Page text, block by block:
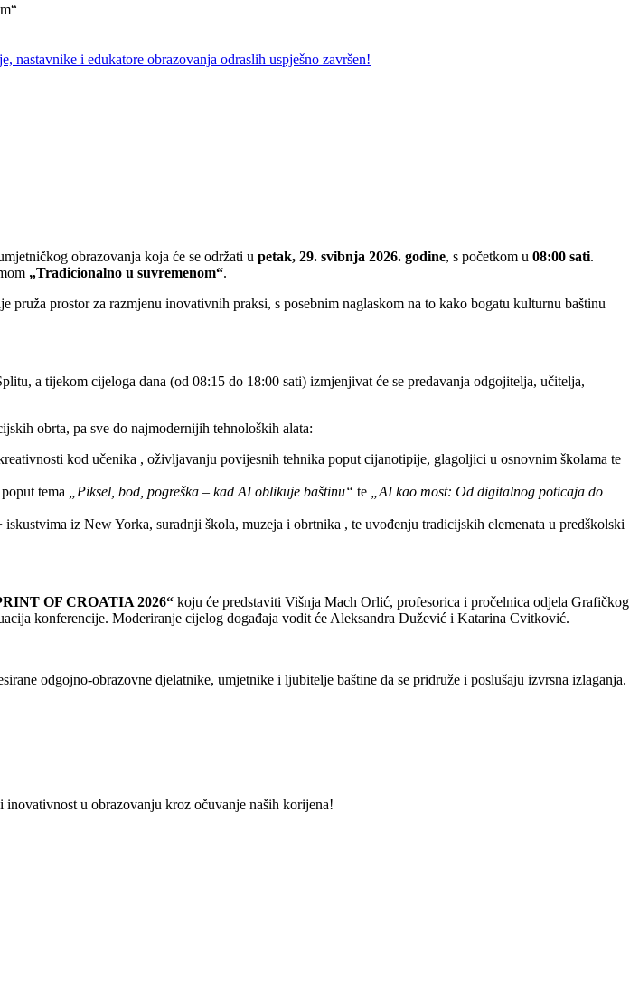
i edukatore obrazovanja odraslih uspješno završen!
obrazovanja koja će se održati u petak, 29. svibnja 2026. godine, s početkom u 08:00 sati.
„Tradicionalno u suvremenom“.
prostor za razmjenu inovativnih praksi, s posebnim naglaskom na to kako bogatu kulturnu baštinu
a tijekom cijeloga dana (od 08:15 do 18:00 sati) izmjenjivat će se predavanja odgojitelja, učitelja,
obrta, pa sve do najmodernijih tehnoloških alata:
kod učenika , oživljavanju povijesnih tehnika poput cijanotipije, glagoljici u osnovnim školama te
tema „Piksel, bod, pogreška – kad AI oblikuje baštinu“ te
„AI kao most: Od digitalnog poticaja do
iz New Yorka, suradnji škola, muzeja i obrtnika , te uvođenju tradicijskih elemenata u predškolski
OF CROATIA 2026“ koju će predstaviti Višnja Mach Orlić, profesorica i pročelnica odjela Grafičkog
konferencije. Moderiranje cijelog događaja vodit će Aleksandra Dužević i Katarina Cvitković.
odgojno-obrazovne djelatnike, umjetnike i ljubitelje baštine da se pridruže i poslušaju izvrsna izlaganja.
u obrazovanju kroz očuvanje naših korijena!